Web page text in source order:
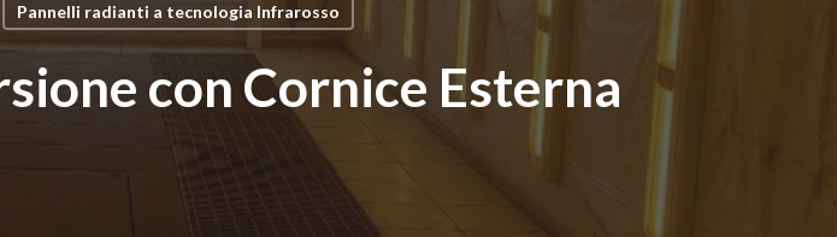
Pannelli radianti a tecnologia Infrarosso
con Cornice Esterna